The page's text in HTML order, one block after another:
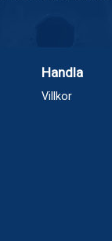
Handla
Villkor